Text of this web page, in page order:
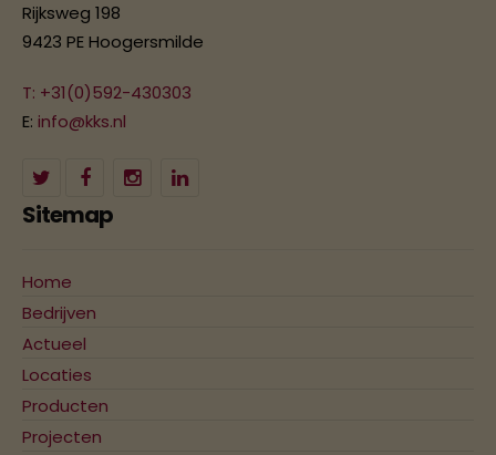
Rijksweg 198
9423 PE Hoogersmilde
T: +31(0)592-430303
E: info@kks.nl
Sitemap
Home
Bedrijven
Actueel
Locaties
Producten
Projecten